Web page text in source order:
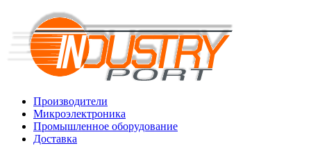
Производители
Микроэлектроника
Промышленное оборудование
Доставка